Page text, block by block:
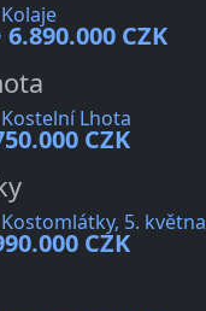
6.890.000 CZK
Lhota
CZK
5. května
CZK